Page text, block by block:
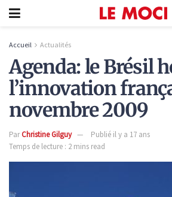
Accueil Actualités
Agenda: le Brésil
l’innovation
novembre 2009
ParChristine Gilguy
Publié il y a 17 ans
Temps de lecture : 2 mins read